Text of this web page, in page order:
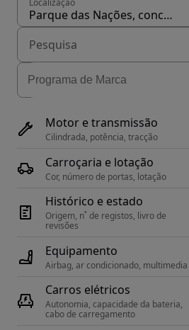
Localização
Parque das Nações, concelho Lisboa
Motor e transmissão
Cilindrada, potência, tracção
Carroçaria e lotação
Cor, número de portas, lotação
Histórico e estado
Origem, n˚ de registos, livro de
revisões
Equipamento
Airbag, ar condicionado, multimedia
Carros elétricos
Autonomia, capacidade da bateria,
cabo de carregamento